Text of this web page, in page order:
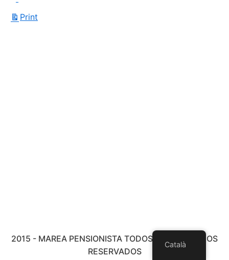
Print
2015 - MAREA PENSIONISTA TODOS LOS DERECHOS
RESERVADOS
Català